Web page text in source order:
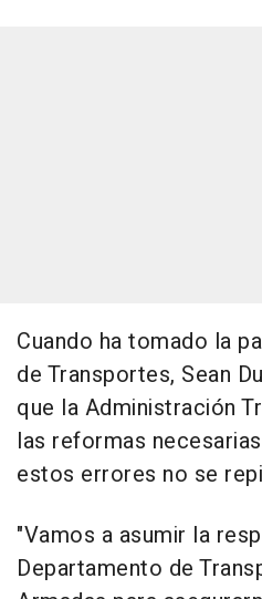
Cuando ha tomado la
de Transportes, Sean
que la Administración
las reformas
estos errores no se
"Vamos a asumir la
Departamento de